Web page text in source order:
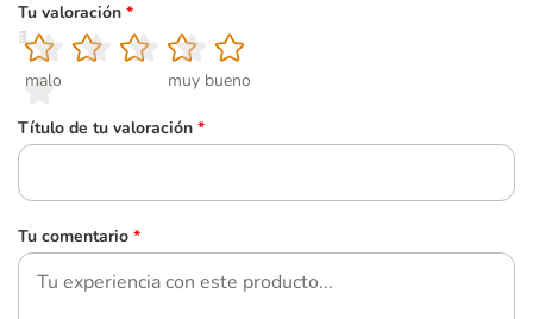
Tu valoración *
1
malo
2
3
4
5
muy bueno
Título de tu valoración *
Tu comentario *